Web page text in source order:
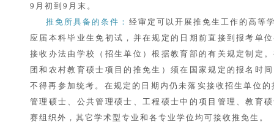
9月初到9月末。
推免所具备的条件： 经审定可以开展推免生工作的高等
应届本科毕业生免初试，并在规定的日期前直接到报考单
接收办法由学校（招生单位）根据教育部的有关规定制定
团和农村教育硕士项目的推免生）须在国家规定的报名时
不得再参加统考。在规定的日期内仍未落实接收招生单位
管理硕士、公共管理硕士、工程硕士中的项目管理、教育
赛组织外，其它学术型专业和各专业学位均可接收推免生。